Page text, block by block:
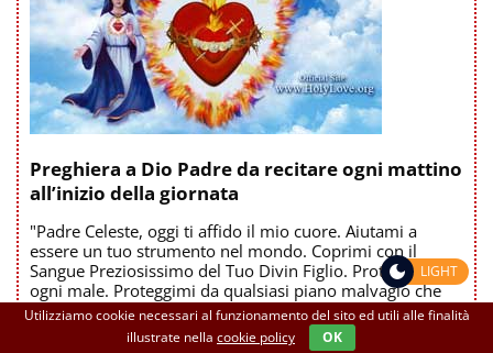
Preghiera a Dio Padre da recitare ogni mattino
all’inizio della giornata
"Padre Celeste, oggi ti affido il mio cuore. Aiutami a
essere un tuo strumento nel mondo. Coprimi con il
Sangue Preziosissimo del Tuo Divin Figlio. Proteggimi da
ogni male. Proteggimi da qualsiasi piano malvagio che
Satana possa avere per me oggi. Rivestimi della Tua
Divina Volontà. Amen"
Utilizziamo cookie necessari al funzionamento del sito ed utili alle finalità
illustrate nella cookie policy OK
LIGHT